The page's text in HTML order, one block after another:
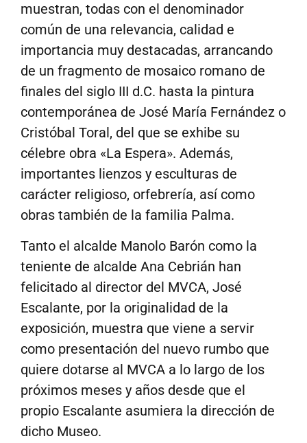
muestran, todas con el denominador
común de una relevancia, calidad e
importancia muy destacadas, arrancando
de un fragmento de mosaico romano de
finales del siglo III d.C. hasta la pintura
contemporánea de José María Fernández o
Cristóbal Toral, del que se exhibe su
célebre obra «La Espera». Además,
importantes lienzos y esculturas de
carácter religioso, orfebrería, así como
obras también de la familia Palma.
Tanto el alcalde Manolo Barón como la
teniente de alcalde Ana Cebrián han
felicitado al director del MVCA, José
Escalante, por la originalidad de la
exposición, muestra que viene a servir
como presentación del nuevo rumbo que
quiere dotarse al MVCA a lo largo de los
próximos meses y años desde que el
propio Escalante asumiera la dirección de
dicho Museo.